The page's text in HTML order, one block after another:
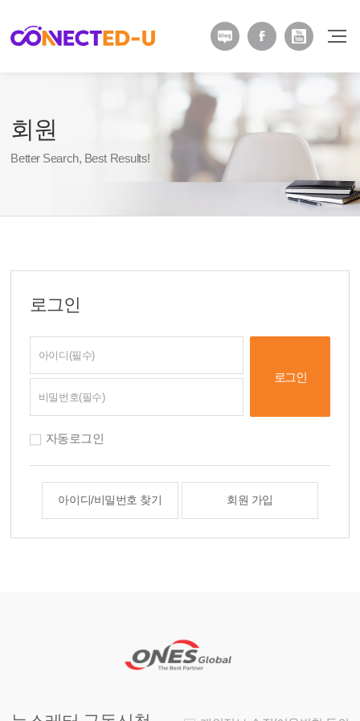
회원
Better Search, Best Results!
로그인
자동로그인
아이디/비밀번호 찾기 회원 가입